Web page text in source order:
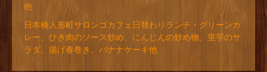
他
日本橋人形町サロンゴカフェ日替わりランチ・グリーンカ
レー、ひき肉のソース炒め、にんじんの炒め物、里芋のサ
ラダ、揚げ春巻き、バナナケーキ他